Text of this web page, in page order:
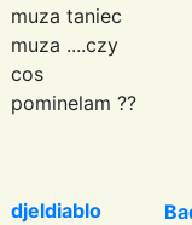
muza taniec
muza ....czy
cos
pominelam ??
djeldiablo